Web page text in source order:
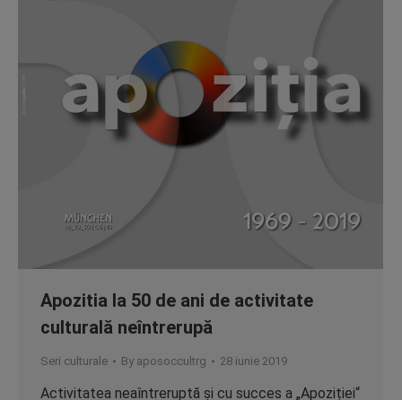
Apozitia la 50 de ani de activitate
culturală neîntrerupă
Seri culturale By aposoccultrg 28 iunie 2019
Activitatea neaîntreruptă și cu succes a „Apoziției“